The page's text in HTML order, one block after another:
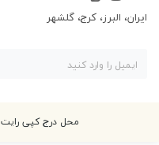
ایران، البرز، کرج، گلشهر
محل درج کپی رایت